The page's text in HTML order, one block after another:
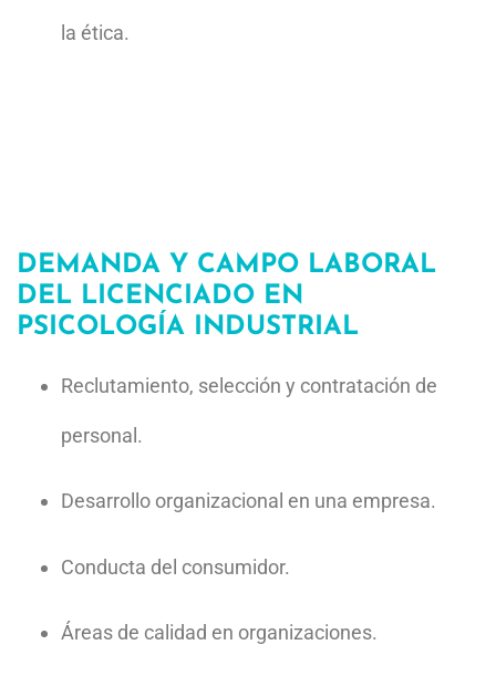
la ética.
DEMANDA Y CAMPO LABORAL
DEL LICENCIADO EN
PSICOLOGÍA INDUSTRIAL
Reclutamiento, selección y contratación de
personal.
Desarrollo organizacional en una empresa.
Conducta del consumidor.
Áreas de calidad en organizaciones.